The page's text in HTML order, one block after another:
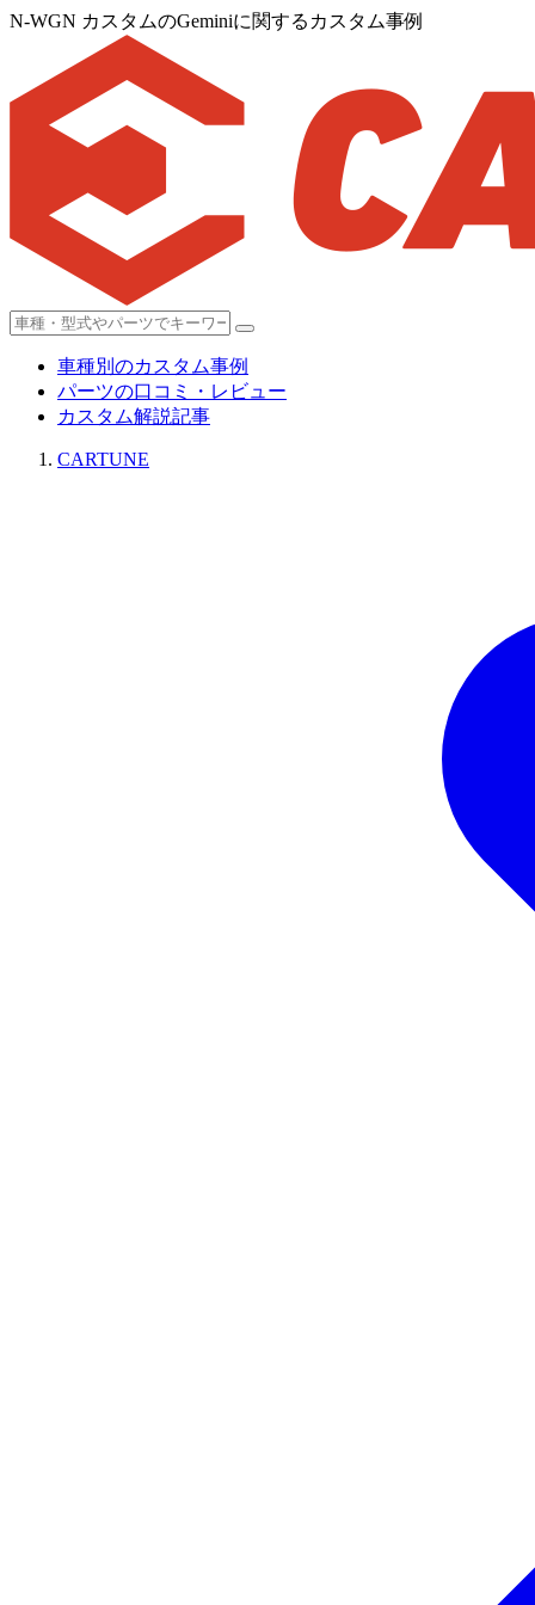
N-WGN カスタムのGeminiに関するカスタム事例
車種別のカスタム事例
パーツの口コミ・レビュー
カスタム解説記事
CARTUNE